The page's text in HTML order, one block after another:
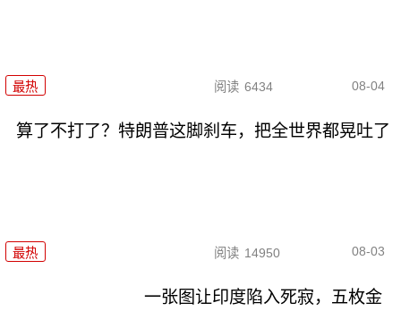
最热 阅读 6434 08-04
算了不打了？特朗普这脚刹车，把全世界都晃吐了
最热 阅读 14950 08-03
一张图让印度陷入死寂，五枚金